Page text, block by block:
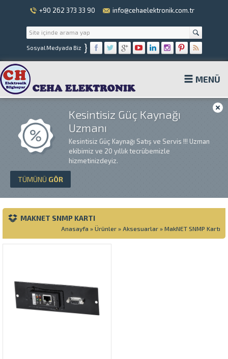
+90 262 373 33 90 info@cehaelektronik.com.tr
Sosyal Medyada Biz }
MENÜ
Kesintisiz Güç Kaynağı
Uzmanı
Kesintisiz Güç Kaynağı Satış ve Servis !!! Uzman
ekibimiz ve 20 yıllık tecrübemizle
hizmetinizdeyiz.
TÜMÜNÜ GÖR
MAKNET SNMP KARTI
Anasayfa » Ürünler » Aksesuarlar » MakNET SNMP Kartı